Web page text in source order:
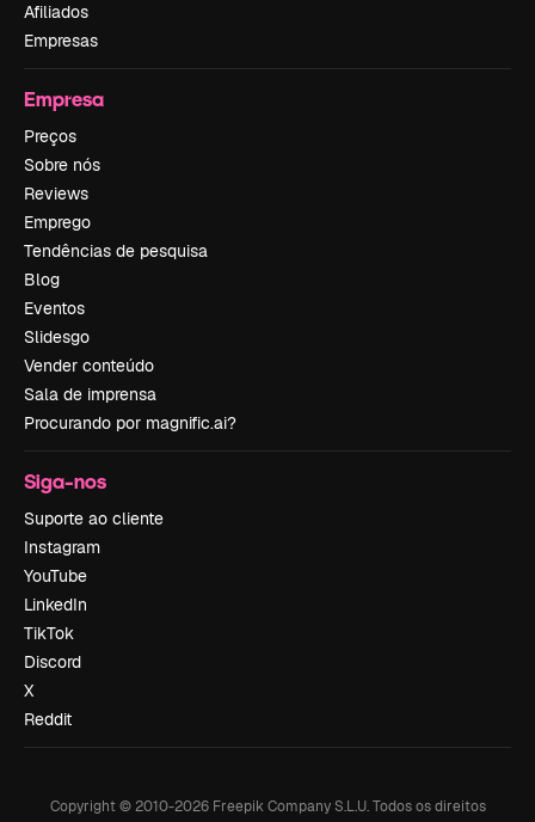
Afiliados
Empresas
Empresa
Preços
Sobre nós
Reviews
Emprego
Tendências de pesquisa
Blog
Eventos
Slidesgo
Vender conteúdo
Sala de imprensa
Procurando por magnific.ai?
Siga-nos
Suporte ao cliente
Instagram
YouTube
LinkedIn
TikTok
Discord
X
Reddit
Copyright © 2010-2026Freepik Company S.L.U. Todos os direitos